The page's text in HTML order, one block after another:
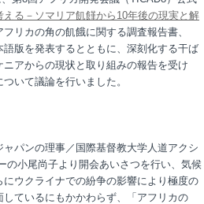
える－ソマリア飢饉から10年後の現実と解
リカの角の飢餓に関する調査報告書、
語版を発表するとともに、深刻化する干ば
アからの現状と取り組みの報告を受け
いて議論を行いました。
パンの理事／国際基督教大学人道アクシ
の小尾尚子より開会あいさつを行い、気候
ウクライナでの紛争の影響により極度の
ているにもかかわらず、「アフリカの